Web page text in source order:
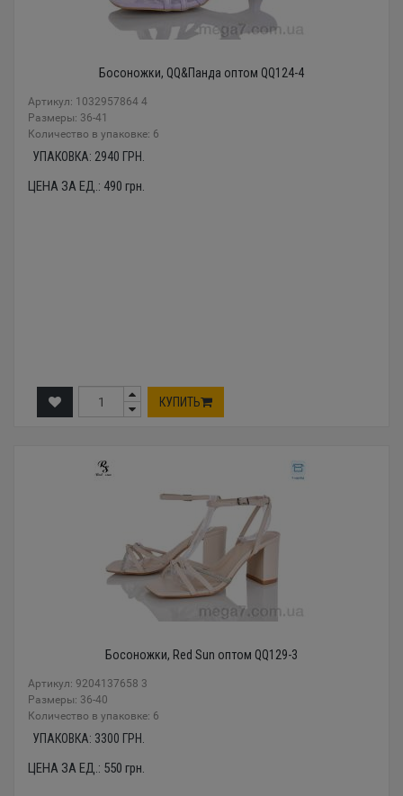
Босоножки, QQ&Панда оптом QQ124-4
Артикул: 1032957864 4
Размеры: 36-41
Количество в упаковке: 6
УПАКОВКА: 2940 ГРН.
ЦЕНА ЗА ЕД.: 490 грн.
КУПИТЬ
Босоножки, Red Sun оптом QQ129-3
Артикул: 9204137658 3
Размеры: 36-40
Количество в упаковке: 6
УПАКОВКА: 3300 ГРН.
ЦЕНА ЗА ЕД.: 550 грн.